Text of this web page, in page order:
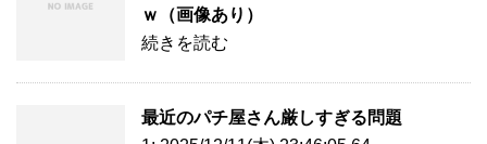
ｗ（画像あり）
続きを読む
最近のパチ屋さん厳しすぎる問題